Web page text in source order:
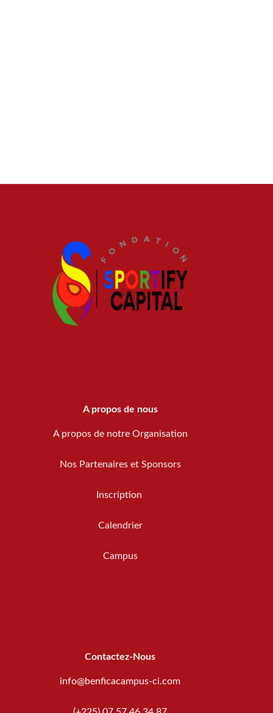
A propos de nous
A propos de notre Organisation
Nos Partenaires et Sponsors
Inscription
Calendrier
Campus
Contactez-Nous
info@benficacampus-ci.com